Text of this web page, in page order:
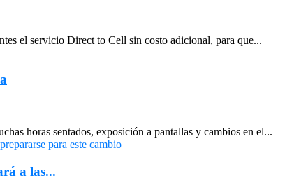
el servicio Direct to Cell sin costo adicional, para que...
horas sentados, exposición a pantallas y cambios en el...
a las...